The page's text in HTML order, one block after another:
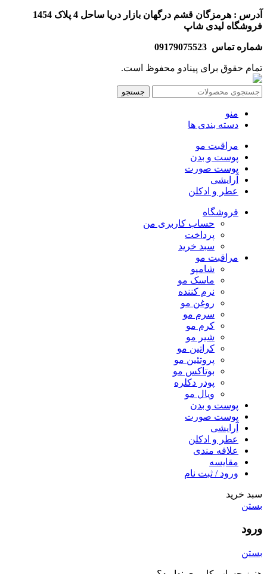
آدرس : هرمزگان قشم درگهان بازار دریا ساحل 4 پلاک 1454
فروشگاه لیدی شاپ
شماره تماس 09179075523
تمام حقوق برای پینادو محفوظ است.
جستجو
منو
دسته بندی ها
مراقبت مو
پوست و بدن
پوست صورت
آرایشی
عطر و ادکلن
فروشگاه
حساب کاربری من
پرداخت
سبد خرید
مراقبت مو
شامپو
ماسک مو
نرم کننده
روغن مو
سرم مو
کرم مو
شیر مو
کراتین مو
پروتئین مو
بوتاکس مو
پودر دکلره
ویال مو
پوست و بدن
پوست صورت
آرایشی
عطر و ادکلن
علاقه مندی
مقایسه
ورود / ثبت نام
سبد خرید
بستن
ورود
بستن